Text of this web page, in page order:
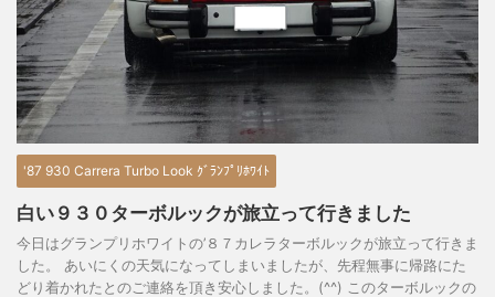
'87 930 Carrera Turbo Look ｸﾞﾗﾝﾌﾟﾘﾎﾜｲﾄ
白い９３０ターボルックが旅立って行きました
今日はグランプリホワイトの’８７カレラターボルックが旅立って行きま
した。 あいにくの天気になってしまいましたが、先程無事に帰路にた
どり着かれたとのご連絡を頂き安心しました。(^^) このターボルックの